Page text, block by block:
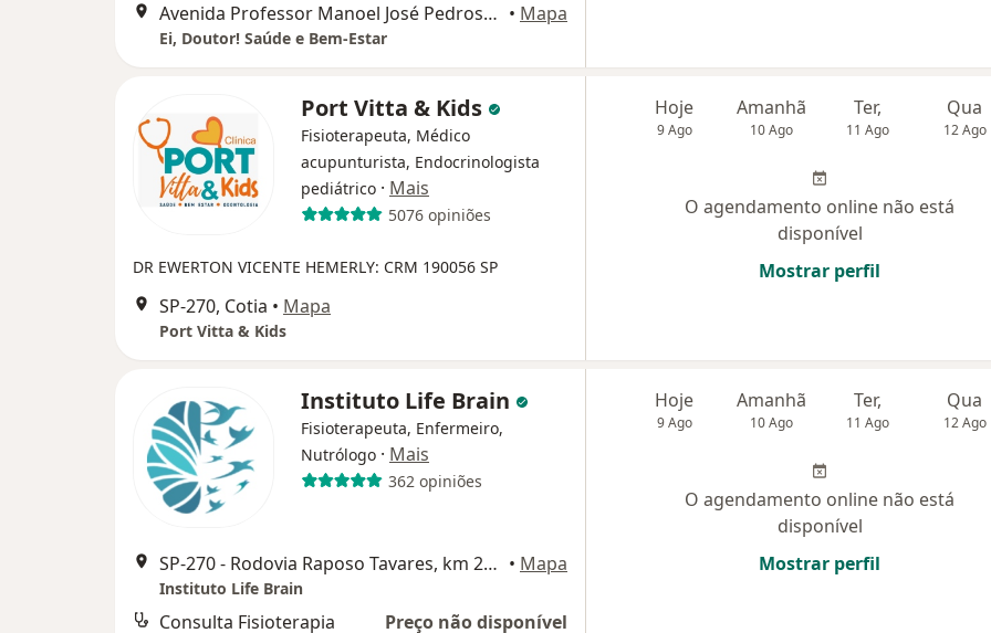
Avenida Professor Manoel José Pedroso, 27, Cotia • Mapa
Ei, Doutor! Saúde e Bem-Estar
Port Vitta & Kids
Fisioterapeuta, Médico
acupunturista, Endocrinologista
pediátrico · Mais
5076 opiniões
DR EWERTON VICENTE HEMERLY: CRM 190056 SP
SP-270, Cotia • Mapa
Port Vitta & Kids
Hoje
9 Ago
Amanhã
10 Ago
Ter,
11 Ago
Qua
12 Ago
O agendamento online não está
disponível
Mostrar perfil
Instituto Life Brain
Fisioterapeuta, Enfermeiro,
Nutrólogo · Mais
362 opiniões
SP-270 - Rodovia Raposo Tavares, km 22,5, Shopping The Square Open Mal, bloco A, salas 110 e 111, Granja Viana, Cotia • Mapa
Instituto Life Brain
Consulta Fisioterapia
Preço não disponível
Hoje
9 Ago
Amanhã
10 Ago
Ter,
11 Ago
Qua
12 Ago
O agendamento online não está
disponível
Mostrar perfil